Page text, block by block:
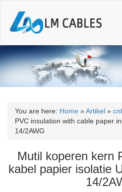
You are here: Home »Artikel »
PVC insulation with cable paper
14/2AWG
Mutil koperen kern
kabel papier isolatie
14/